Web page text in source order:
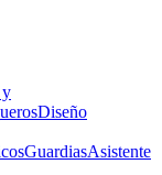
y
Diseño
GuardiasAsistente